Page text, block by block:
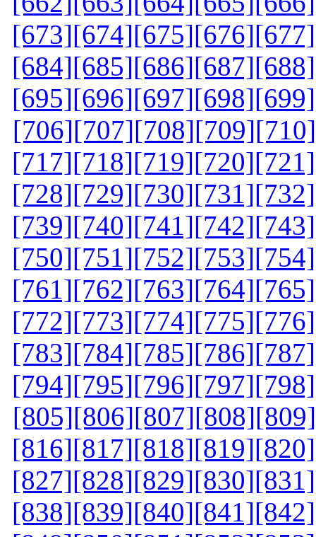
[673][674][675][676][677]
[684][685][686][687][688]
[695][696][697][698][699]
[706][707][708][709][710]
[717][718][719][720][721]
[728][729][730][731][732]
[739][740][741][742][743]
[750][751][752][753][754]
[761][762][763][764][765]
[772][773][774][775][776]
[783][784][785][786][787]
[794][795][796][797][798]
[805][806][807][808][809]
[816][817][818][819][820]
[827][828][829][830][831]
[838][839][840][841][842]